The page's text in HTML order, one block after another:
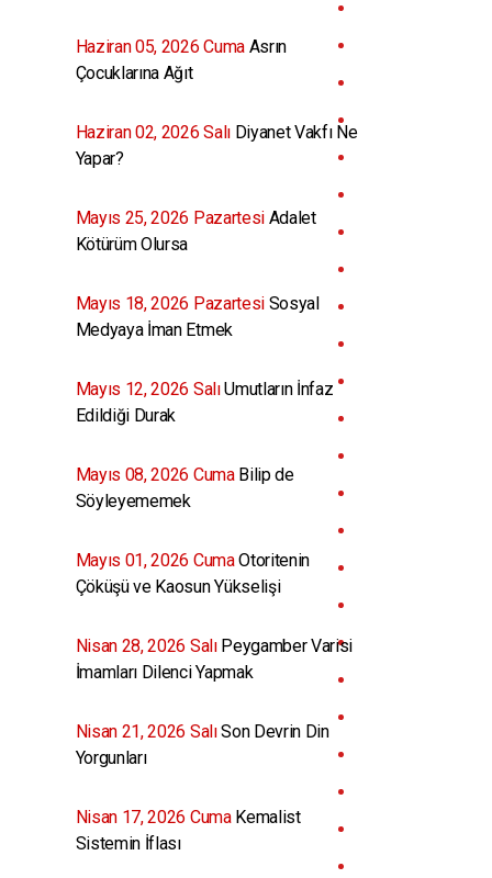
Haziran 05, 2026 CumaAsrın
Çocuklarına Ağıt
Haziran 02, 2026 SalıDiyanet Vakfı Ne
Yapar?
Mayıs 25, 2026 PazartesiAdalet
Kötürüm Olursa
Mayıs 18, 2026 PazartesiSosyal
Medyaya İman Etmek
Mayıs 12, 2026 SalıUmutların İnfaz
Edildiği Durak
Mayıs 08, 2026 CumaBilip de
Söyleyememek
Mayıs 01, 2026 CumaOtoritenin
Çöküşü ve Kaosun Yükselişi
Nisan 28, 2026 SalıPeygamber Varisi
İmamları Dilenci Yapmak
Nisan 21, 2026 SalıSon Devrin Din
Yorgunları
Nisan 17, 2026 CumaKemalist
Sistemin İflası